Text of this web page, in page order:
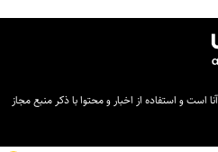
است و استفاده از اخبار و محتوا با ذکر منبع مجاز